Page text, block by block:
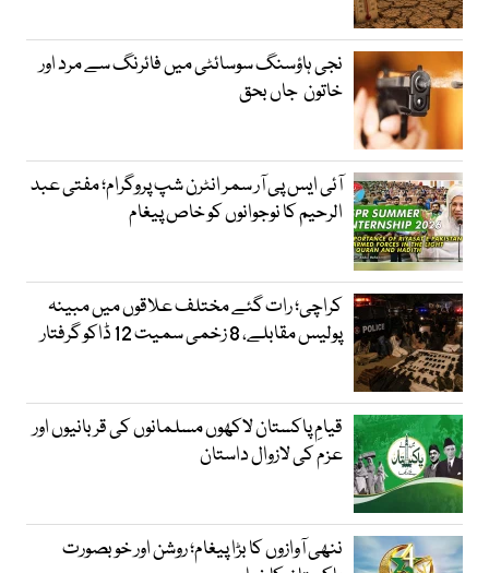
نجی ہاؤسنگ سوسائٹی میں فائرنگ سے مرد اور
خاتون جاں بحق
آئی ایس پی آر سمر انٹرن شپ پروگرام؛ مفتی عبد
الرحیم کا نوجوانوں کو خاص پیغام
کراچی؛ رات گئے مختلف علاقوں میں مبینہ
پولیس مقابلے، 8 زخمی سمیت 12 ڈاکو گرفتار
قیامِ پاکستان لاکھوں مسلمانوں کی قربانیوں اور
عزم کی لازوال داستان
ننھی آوازوں کا بڑا پیغام؛ روشن اور خوبصورت